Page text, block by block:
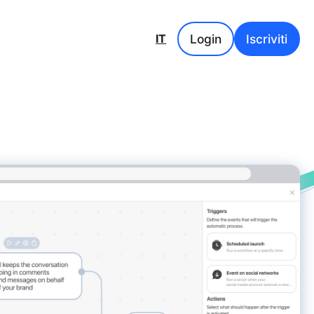
IT Login Iscriviti